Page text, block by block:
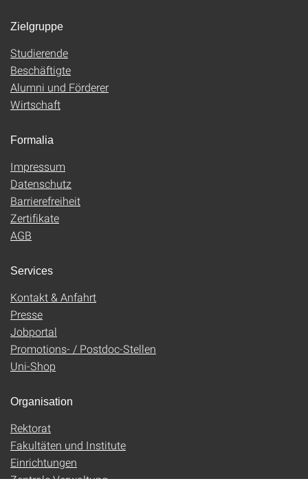
Zielgruppe
Studierende
Beschäftigte
Alumni und Förderer
Wirtschaft
Formalia
Impressum
Datenschutz
Barrierefreiheit
Zertifikate
AGB
Services
Kontakt & Anfahrt
Presse
Jobportal
Promotions- / Postdoc-Stellen
Uni-Shop
Organisation
Rektorat
Fakultäten und Institute
Einrichtungen
Zentrale Verwaltung